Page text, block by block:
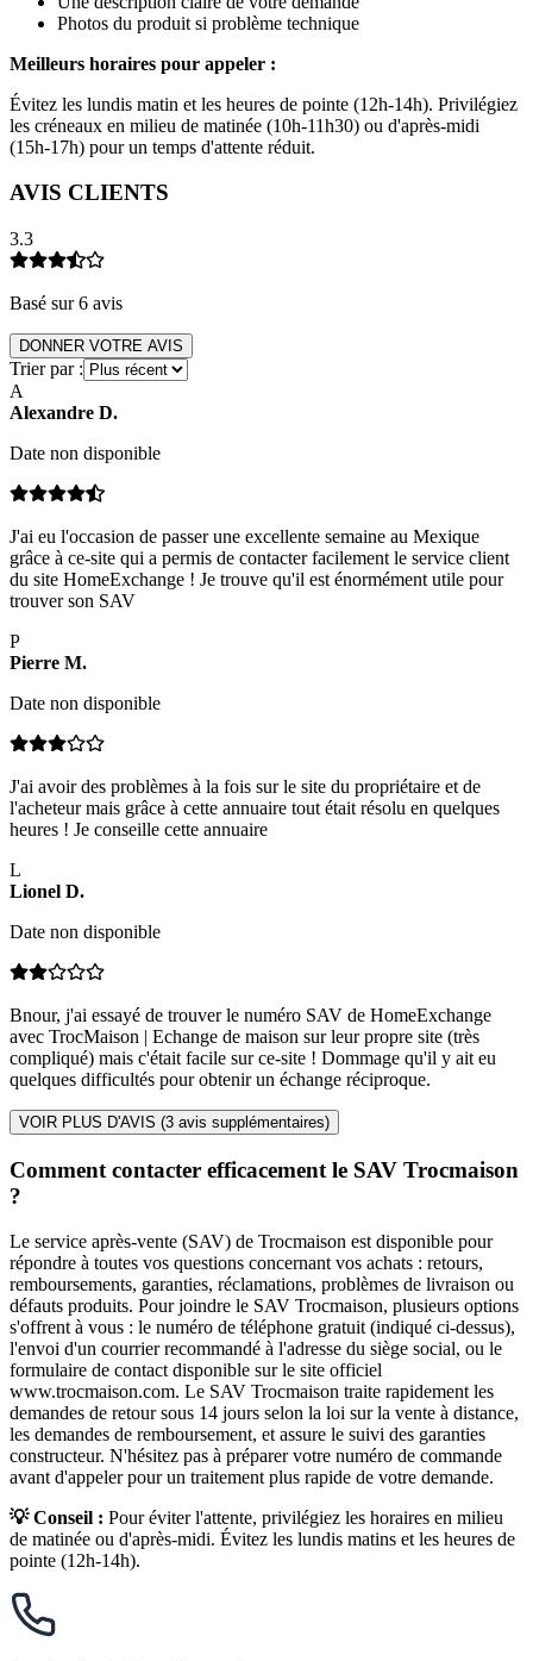
Photos du produit si problème technique
Meilleurs horaires pour appeler :
Évitez les lundis matin et les heures de pointe (12h-14h). Privilégiez
les créneaux en milieu de matinée (10h-11h30) ou d'après-midi
(15h-17h) pour un temps d'attente réduit.
AVIS CLIENTS
3.3
Basé sur6 avis
DONNER VOTRE AVIS
Trier par :
A
Alexandre D.
Date non disponible
J'ai eu l'occasion de passer une excellente semaine au Mexique
grâce à ce-site qui a permis de contacter facilement le service client
du site HomeExchange ! Je trouve qu'il est énormément utile pour
trouver son SAV
P
Pierre M.
Date non disponible
J'ai avoir des problèmes à la fois sur le site du propriétaire et de
l'acheteur mais grâce à cette annuaire tout était résolu en quelques
heures ! Je conseille cette annuaire
L
Lionel D.
Date non disponible
Bnour, j'ai essayé de trouver le numéro SAV de HomeExchange
avec TrocMaison | Echange de maison sur leur propre site (très
compliqué) mais c'était facile sur ce-site ! Dommage qu'il y ait eu
quelques difficultés pour obtenir un échange réciproque.
VOIR PLUS D'AVIS (3 avis supplémentaires)
Comment contacter efficacement le SAV Trocmaison
?
Le service après-vente (SAV) de Trocmaison est disponible pour
répondre à toutes vos questions concernant vos achats : retours,
remboursements, garanties, réclamations, problèmes de livraison ou
défauts produits. Pour joindre le SAV Trocmaison, plusieurs options
s'offrent à vous : le numéro de téléphone gratuit (indiqué ci-dessus),
l'envoi d'un courrier recommandé à l'adresse du siège social, ou le
formulaire de contact disponible sur le site officiel
www.trocmaison.com. Le SAV Trocmaison traite rapidement les
demandes de retour sous 14 jours selon la loi sur la vente à distance,
les demandes de remboursement, et assure le suivi des garanties
constructeur. N'hésitez pas à préparer votre numéro de commande
avant d'appeler pour un traitement plus rapide de votre demande.
💡 Conseil : Pour éviter l'attente, privilégiez les horaires en milieu
de matinée ou d'après-midi. Évitez les lundis matins et les heures de
pointe (12h-14h).